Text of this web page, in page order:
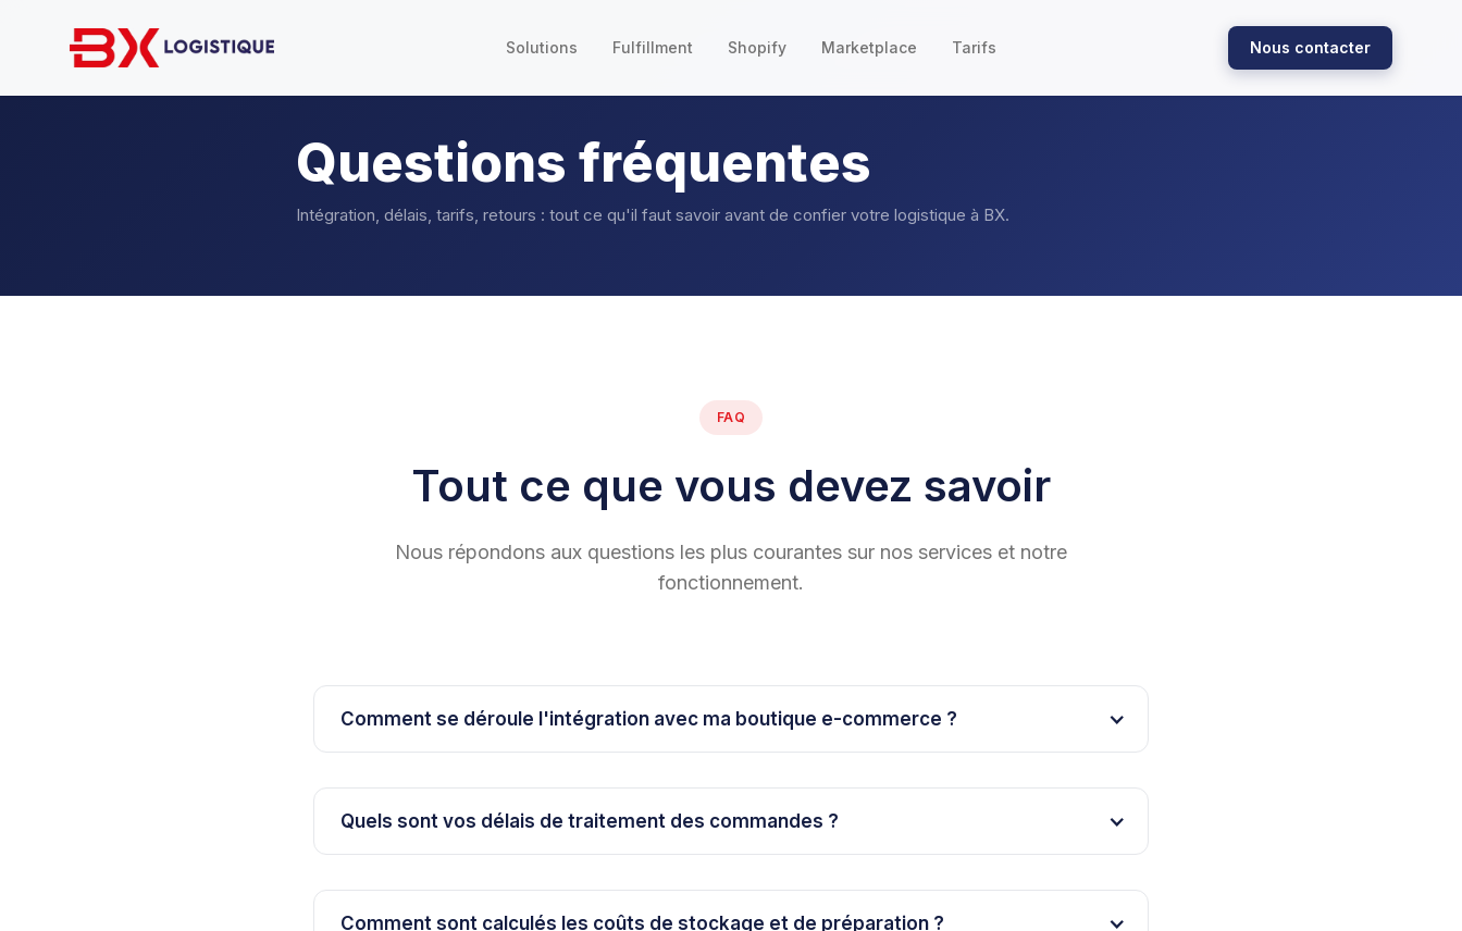
Solutions Fulfillment Shopify Marketplace Tarifs Nous contacter
Questions fréquentes
Intégration, délais, tarifs, retours : tout ce qu'il faut savoir avant de confier votre logistique à BX.
FAQ
Tout ce que vous devez savoir
Nous répondons aux questions les plus courantes sur nos services et notre
fonctionnement.
Comment se déroule l'intégration avec ma boutique e-commerce ?
Quels sont vos délais de traitement des commandes ?
Comment sont calculés les coûts de stockage et de préparation ?